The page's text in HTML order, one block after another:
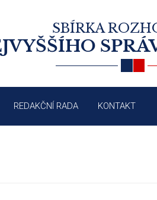
SBÍRKA
REDAKČNÍ RADA KONTAKT